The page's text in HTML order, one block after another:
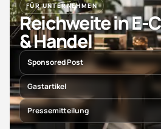
FÜR UNTERNEHMEN
Reichweite in E-
& Handel
Sponsored Post
Gastartikel
Pressemitteilung